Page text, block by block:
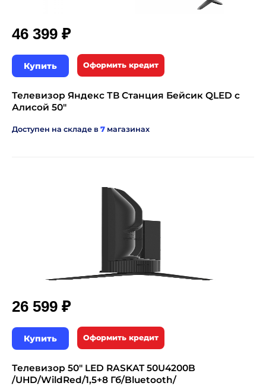
46 399 ₽
Купить Оформить кредит
Телевизор Яндекс ТВ Станция Бейсик QLED с
Алисой 50"
Доступен на складе в 7 магазинах
26 599 ₽
Купить Оформить кредит
Телевизор 50" LED RASKAT 50U4200B
/UHD/WildRed/1,5+8 Гб/Bluetooth/